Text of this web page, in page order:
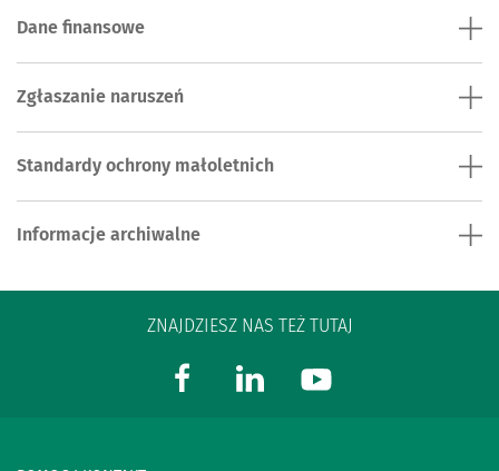
Dane finansowe
Zgłaszanie naruszeń
Standardy ochrony małoletnich
Informacje archiwalne
ZNAJDZIESZ NAS TEŻ TUTAJ